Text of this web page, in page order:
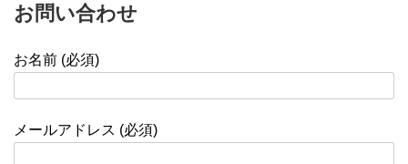
お問い合わせ
お名前 (必須)
メールアドレス (必須)